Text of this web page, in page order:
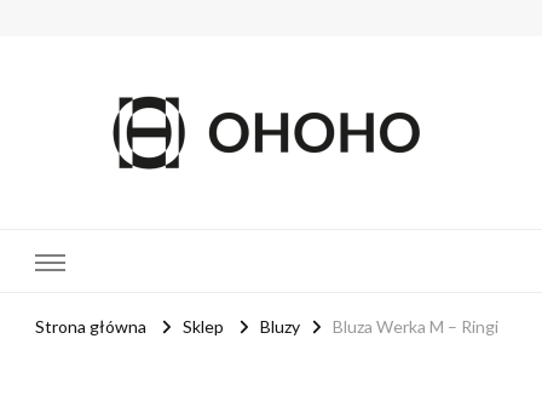
Strona główna Sklep Bluzy Bluza Werka M – Ringi